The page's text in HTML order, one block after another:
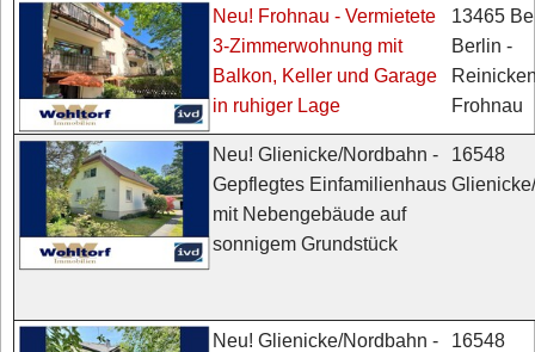
Neu! Frohnau - Vermietete
3-Zimmerwohnung mit
Balkon, Keller und Garage
in ruhiger Lage
13465
Berlin -
Frohnau
Neu! Glienicke/Nordbahn -
Gepflegtes Einfamilienhaus
mit Nebengebäude auf
sonnigem Grundstück
16548
Neu! Glienicke/Nordbahn -
16548